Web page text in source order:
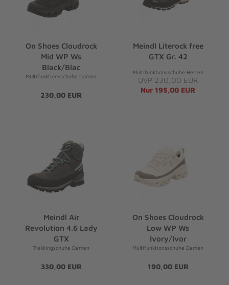
On Shoes Cloudrock
Mid WP Ws
Black/Blac
Multifunktionsschuhe Damen
230,00 EUR
Meindl Literock free
GTX Gr. 42
Multifunktionsschuhe Herren
UVP 230,00 EUR
Nur 195,00 EUR
Meindl Air
Revolution 4.6 Lady
GTX
Trekkingschuhe Damen
330,00 EUR
On Shoes Cloudrock
Low WP Ws
Ivory/Ivor
Multifunktionsschuhe Damen
190,00 EUR